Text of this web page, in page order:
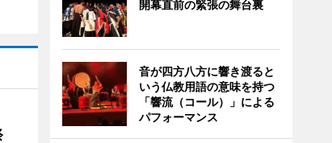
開幕直前の緊張の舞台裏
音が四方八方に響き渡ると
いう仏教用語の意味を持つ
「響流（コール）」による
パフォーマンス